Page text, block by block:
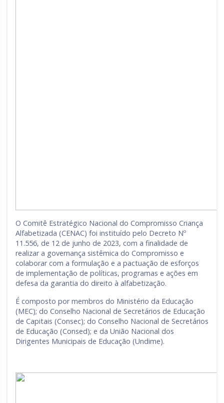
O Comitê Estratégico Nacional do Compromisso Criança
Alfabetizada (CENAC) foi instituído pelo Decreto Nº
11.556, de 12 de junho de 2023, com a finalidade de
realizar a governança sistêmica do Compromisso e
colaborar com a formulação e a pactuação de esforços
de implementação de políticas, programas e ações em
defesa da garantia do direito à alfabetização.
É composto por membros do Ministério da Educação
(MEC); do Conselho Nacional de Secretários de Educação
de Capitais (Consec); do Conselho Nacional de Secretários
de Educação (Consed); e da União Nacional dos
Dirigentes Municipais de Educação (Undime).